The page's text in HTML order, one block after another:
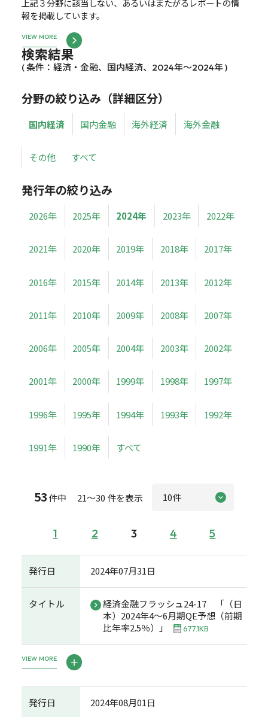
上記３分野に該当しない、あるいはまたがるレポートの情
報を掲載しています。
VIEW MORE
検索結果
( 条件：経済・金融、国内経済、2024年～2024年 )
分野の絞り込み（詳細区分）
国内経済 国内金融 海外経済 海外金融
その他 すべて
発行年の絞り込み
2026年 2025年 2024年 2023年 2022年
2021年 2020年 2019年 2018年 2017年
2016年 2015年 2014年 2013年 2012年
2011年 2010年 2009年 2008年 2007年
2006年 2005年 2004年 2003年 2002年
2001年 2000年 1999年 1998年 1997年
1996年 1995年 1994年 1993年 1992年
1991年 1990年 すべて
53件中 21～30 件を表示
1 2 3 4 5
発行日 2024年07月31日
タイトル
経済金融フラッシュ24-17 「（日
本）2024年4～6月期QE予想（前期
比年率2.5％）」
677.1KB
VIEW MORE
発行日 2024年08月01日